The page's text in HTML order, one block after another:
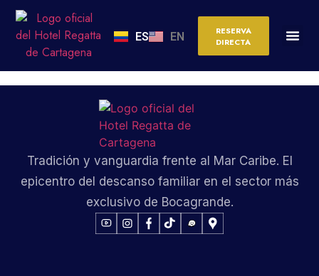
ES EN
RESERVA
DIRECTA
Add More Gutenberg
Blocks
Tradición y vanguardia frente al Mar Caribe. El
epicentro del descanso familiar en el sector más
exclusivo de Bocagrande.